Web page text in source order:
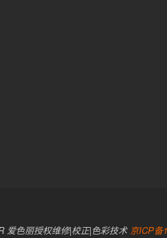
爱色丽授权维修|校正|色彩技术 京ICP备